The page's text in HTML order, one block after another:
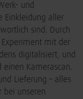
und
Einkleidung aller
sind. Durch
mit der
digitalisiert, und
einen Kamerascan.
Lieferung – alles
bei unseren